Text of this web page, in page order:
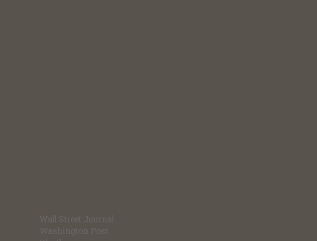
Wall Street Journal
Washington Post